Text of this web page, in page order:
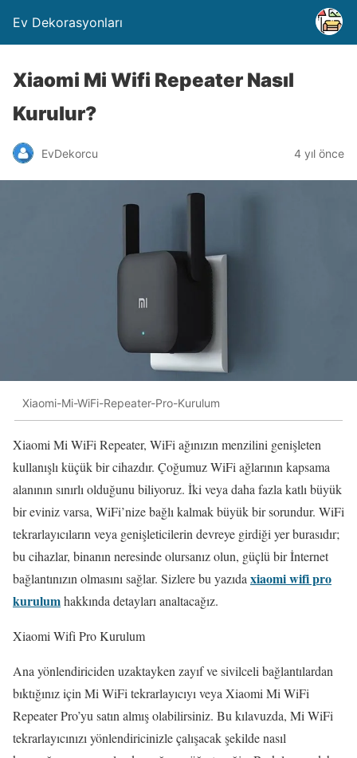
Ev Dekorasyonları
Xiaomi Mi Wifi Repeater Nasıl
Kurulur?
EvDekorcu 4 yıl önce
Xiaomi-Mi-WiFi-Repeater-Pro-Kurulum
Xiaomi Mi WiFi Repeater, WiFi ağınızın menzilini genişleten
kullanışlı küçük bir cihazdır. Çoğumuz WiFi ağlarının kapsama
alanının sınırlı olduğunu biliyoruz. İki veya daha fazla katlı büyük
bir eviniz varsa, WiFi’nize bağlı kalmak büyük bir sorundur. WiFi
tekrarlayıcıların veya genişleticilerin devreye girdiği yer burasıdır;
bu cihazlar, binanın neresinde olursanız olun, güçlü bir İnternet
bağlantınızın olmasını sağlar. Sizlere bu yazıda xiaomi wifi pro
kurulumhakkında detayları analtacağız.
Xiaomi Wifi Pro Kurulum
Ana yönlendiriciden uzaktayken zayıf ve sivilceli bağlantılardan
bıktığınız için Mi WiFi tekrarlayıcıyı veya Xiaomi Mi WiFi
Repeater Pro’yu satın almış olabilirsiniz. Bu kılavuzda, Mi WiFi
tekrarlayıcınızı yönlendiricinizle çalışacak şekilde nasıl